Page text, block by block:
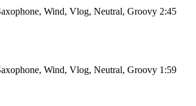
Wind, Vlog, Neutral, Groovy 2:45
Wind, Vlog, Neutral, Groovy 1:59